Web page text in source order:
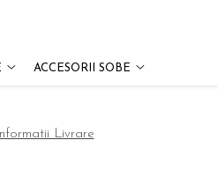
ACCESORII SOBE
Livrare